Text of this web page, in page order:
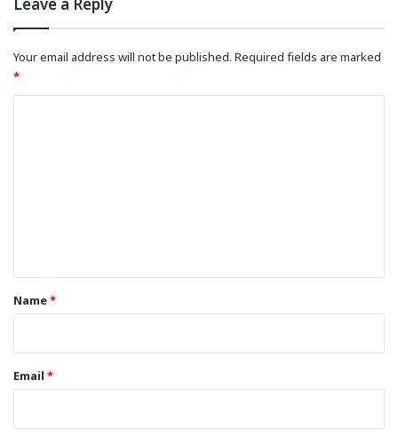
Leave a Reply
Your email address will not be published. Required fields are marked
*
*Name*
Email *